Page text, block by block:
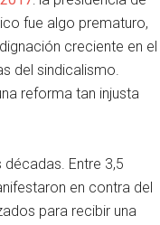
fue algo prematuro,
creciente en el
del sindicalismo.
reforma tan injusta
Entre 3,5
en contra del
para recibir una